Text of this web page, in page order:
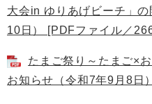
大会in ゆりあげビーチ」
10日） [PDFファイル／
たまご祭り～たまご×
お知らせ（令和7年9月8日